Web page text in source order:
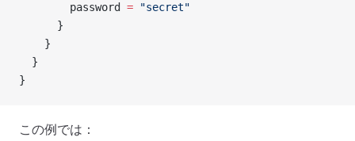
        password
= "secret"
      }
    }
  }
}
この例では：